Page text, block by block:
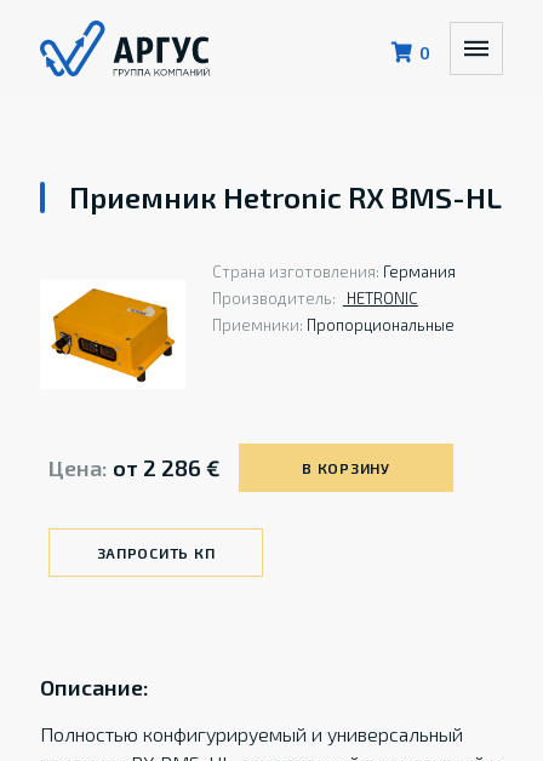
0
Приемник Hetronic RX BMS-HL
Страна изготовления: Германия
Производитель:
HETRONIС
Приемники: Пропорциональные
Цена: от 2 286 € В КОРЗИНУ
ЗАПРОСИТЬ КП
Описание:
Полностью конфигурируемый и универсальный